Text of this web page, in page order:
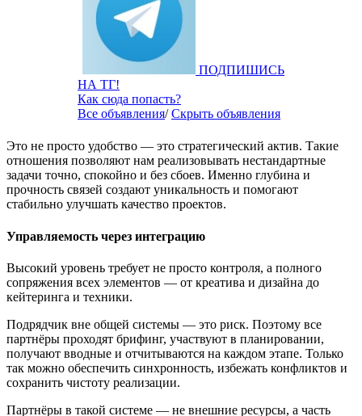
ПОДПИШИСЬ
НА ТГ!
Как сюда попасть?
Все объявления/Скрыть объявления
Это не просто удобство — это стратегический актив. Такие
отношения позволяют нам реализовывать нестандартные
задачи точно, спокойно и без сбоев. Именно глубина и
прочность связей создают уникальность и помогают
стабильно улучшать качество проектов.
Управляемость через интеграцию
Высокий уровень требует не просто контроля, а полного
сопряжения всех элементов — от креатива и дизайна до
кейтеринга и техники.
Подрядчик вне общей системы — это риск. Поэтому все
партнёры проходят брифинг, участвуют в планировании,
получают вводные и отчитываются на каждом этапе. Только
так можно обеспечить синхронность, избежать конфликтов и
сохранить чистоту реализации.
Партнёры в такой системе — не внешние ресурсы, а часть